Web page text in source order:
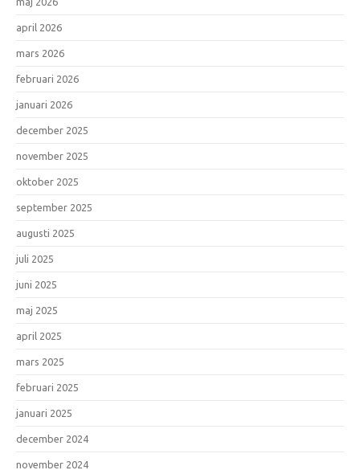
april 2026
mars 2026
februari 2026
januari 2026
december 2025
november 2025
oktober 2025
september 2025
augusti 2025
juli 2025
juni 2025
maj 2025
april 2025
mars 2025
februari 2025
januari 2025
december 2024
november 2024